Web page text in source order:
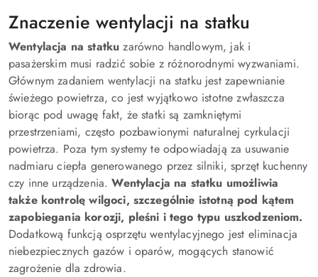
Znaczenie wentylacji na statku
Wentylacja na statku zarówno handlowym, jak i
pasażerskim musi radzić sobie z różnorodnymi wyzwaniami.
Głównym zadaniem wentylacji na statku jest zapewnianie
świeżego powietrza, co jest wyjątkowo istotne zwłaszcza
biorąc pod uwagę fakt, że statki są zamkniętymi
przestrzeniami, często pozbawionymi naturalnej cyrkulacji
powietrza. Poza tym systemy te odpowiadają za usuwanie
nadmiaru ciepła generowanego przez silniki, sprzęt kuchenny
czy inne urządzenia.Wentylacja na statku umożliwia
także kontrolę wilgoci, szczególnie istotną pod kątem
zapobiegania korozji, pleśni i tego typu uszkodzeniom.
Dodatkową funkcją osprzętu wentylacyjnego jest eliminacja
niebezpiecznych gazów i oparów, mogących stanowić
zagrożenie dla zdrowia.